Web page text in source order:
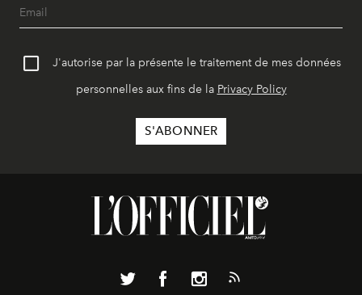
J'autorise par la présente le traitement de mes données
personnelles aux fins de la Privacy Policy